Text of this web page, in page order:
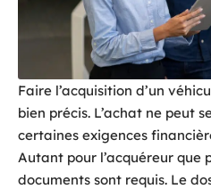
Faire l’acquisition d’un
bien précis. L’achat ne peut
certaines exigences
Autant pour l’acquéreur que
documents sont requis. Le